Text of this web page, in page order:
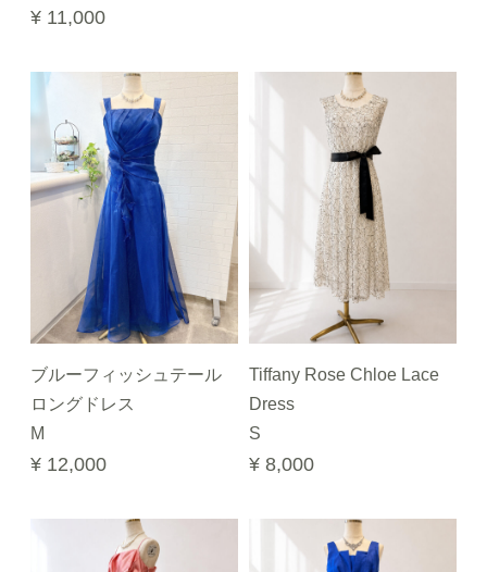
¥ 11,000
ブルーフィッシュテール
ロングドレス
M
¥ 12,000
Tiffany Rose Chloe Lace
Dress
S
¥ 8,000